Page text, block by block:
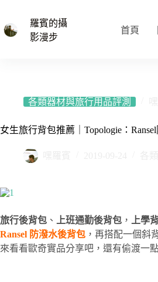
主
羅賓的攝
影漫步
首頁
各類器材與旅行用品評測
女生旅行背包推薦｜Topologie：
旅行後背包 、 上班通勤後背包 ， 上學
Ransel 防潑水後背包 ，再搭配一個斜
來看看歐奇實品分享吧，還有偷渡一